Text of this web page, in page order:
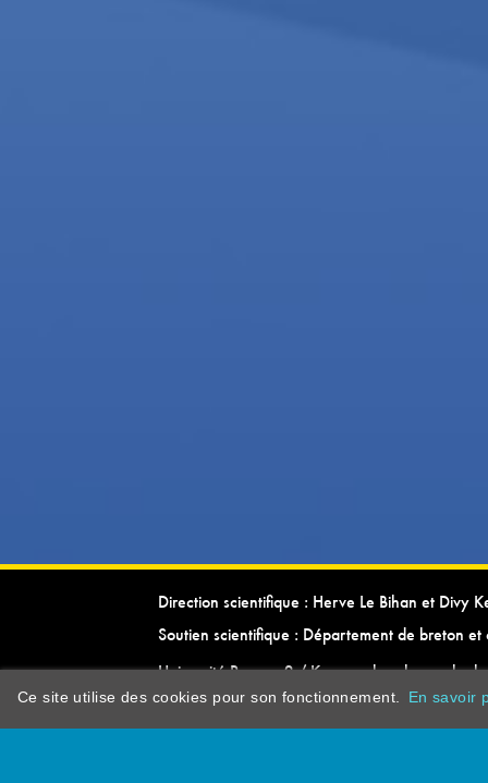
Direction scientifique : Herve Le Bihan et Divy
Soutien scientifique : Département de breton et
Université Rennes 2 / Kevrenn brezhoneg ha
Ce site utilise des cookies pour son fonctionnement. En savoir